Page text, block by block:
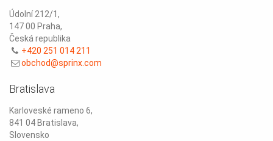
Údolní 212/1,
147 00 Praha,
Česká republika
+420 251 014 211
obchod@sprinx.com
Bratislava
Karloveské rameno 6,
841 04 Bratislava,
Slovensko